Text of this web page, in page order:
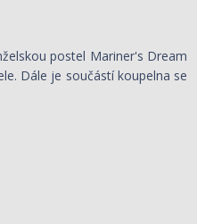
postel Mariner's Dream
Dále je součástí koupelna se